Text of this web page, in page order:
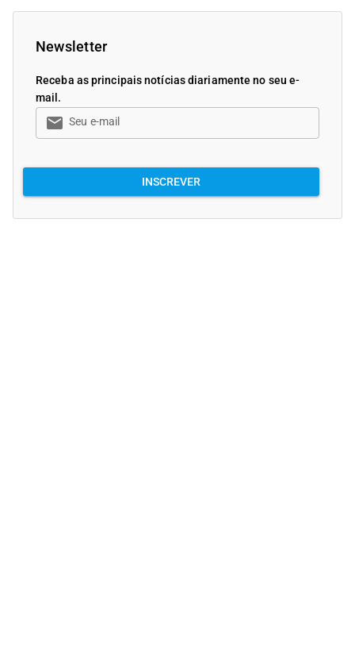
Newsletter
Receba as principais notícias diariamente no seu e-
mail.
email Seu e-mail
INSCREVER